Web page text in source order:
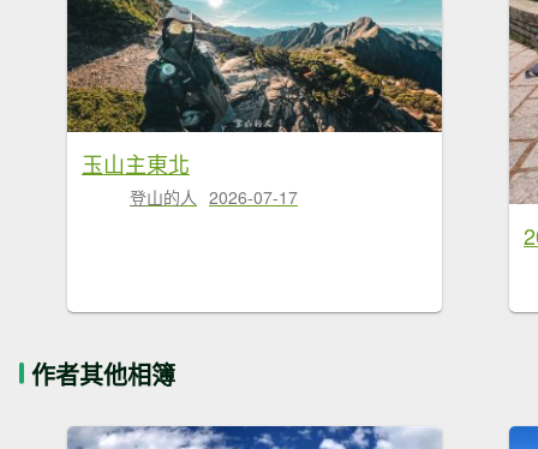
玉山主東北
登山的人 2026-07-17
作者其他相簿